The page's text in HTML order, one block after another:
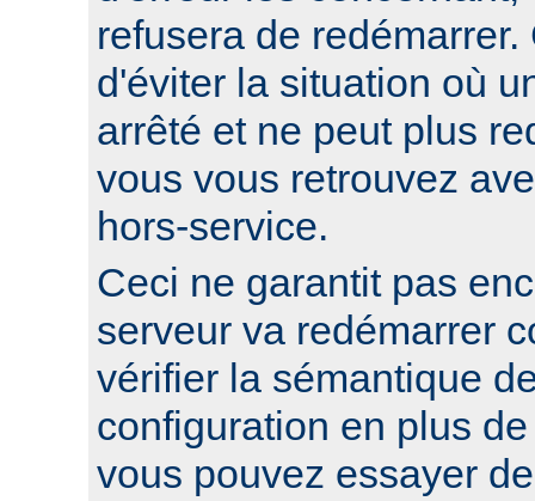
refusera de
d'éviter la situation où
arrêté et ne peut plus
vous vous retrouvez
hors-service.
Ceci ne garantit pas
serveur va redémarrer
vérifier la sémantique
configuration en plus
vous pouvez essayer